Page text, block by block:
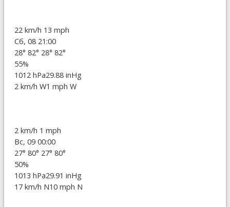
22 km/h 13 mph
Сб, 08 21:00
28° 82° 28° 82°
55%
1012 hPa29.88 inHg
2 km/h W1 mph W
2 km/h 1 mph
Вс, 09 00:00
27° 80° 27° 80°
50%
1013 hPa29.91 inHg
17 km/h N10 mph N